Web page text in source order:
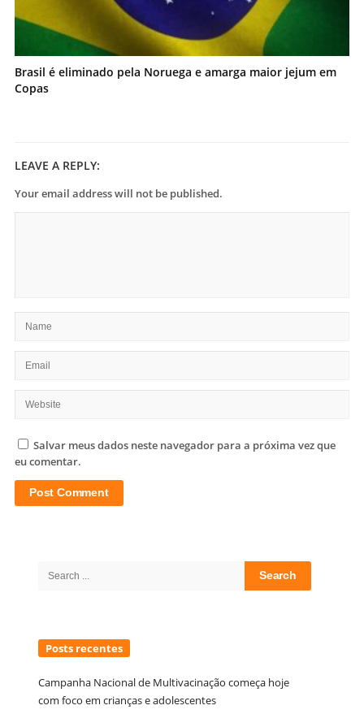
Brasil é eliminado pela Noruega e amarga maior jejum em
Copas
LEAVE A REPLY:
Your email address will not be published.
Salvar meus dados neste navegador para a próxima vez que
eu comentar.
Search
Posts recentes
Campanha Nacional de Multivacinação começa hoje
com foco em crianças e adolescentes